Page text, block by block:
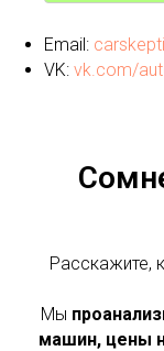
Email:
VK: vk.com/
Расскажите,
Мы
машин, цены